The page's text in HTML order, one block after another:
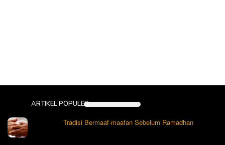
ARTIKEL POPULER
Tradisi Bermaaf-maafan Sebelum Ramadhan